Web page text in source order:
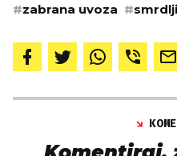
#zabrana uvoza #